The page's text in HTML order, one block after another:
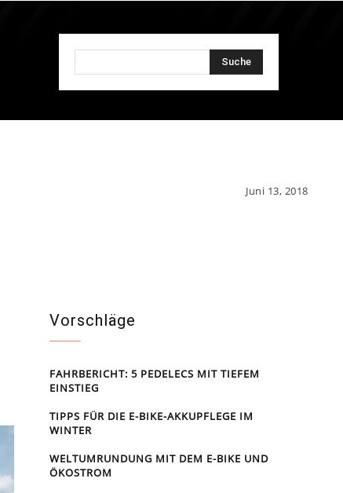
Suche
Juni 13, 2018
Vorschläge
FAHRBERICHT: 5 PEDELECS MIT TIEFEM
EINSTIEG
TIPPS FÜR DIE E-BIKE-AKKUPFLEGE IM
WINTER
WELTUMRUNDUNG MIT DEM E-BIKE UND
ÖKOSTROM